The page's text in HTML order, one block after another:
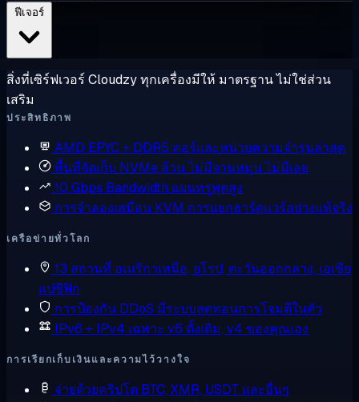
สิ่งที่เซิร์ฟเวอร์ Cloudzy ทุกเครื่องมีให้ มาตรฐาน ไม่ใช่ส่วน
เสริม
ประสิทธิภาพ
AMD EPYC + DDR5 คอร์และหน่วยความจำรุ่นล่าสุด
พื้นที่จัดเก็บ NVMe ล้วนไม่มีจานหมุน ไม่มีเลย
10 Gbps Bandwidth แผนทรูพุตสูง
การจำลองเสมือน KVM การแยกฮาร์ดแวร์อย่างแท้จริง
เครือข่ายทั่วโลก
13 สถานที่ อเมริกาเหนือ, ยุโรป, ตะวันออกกลาง, เอเชีย
แปซิฟิก
การป้องกัน DDoS มีระบบลดทอนการโจมตีในตัว
IPv6 + IPv4 เฉพาะ v6 ดั้งเดิม, v4 ของคุณเอง
การเรียกเก็บเงินและความไว้วางใจ
จ่ายด้วยคริปโต BTC, XMR, USDT และอื่นๆ